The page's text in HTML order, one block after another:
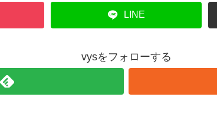
LINE
vysをフォローする